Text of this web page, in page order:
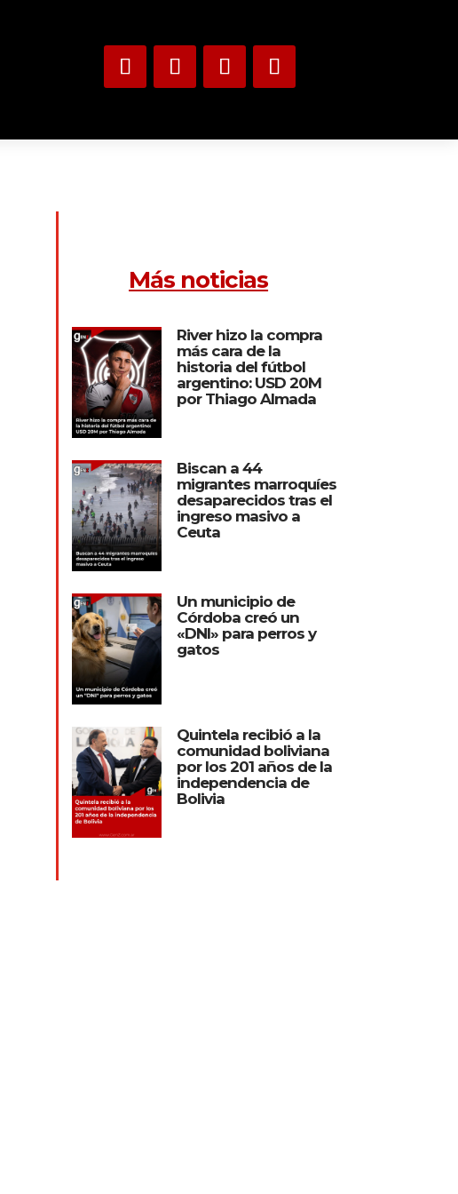
Más noticias
River hizo la compra
más cara de la
historia del fútbol
argentino: USD 20M
por Thiago Almada
Biscan a 44
migrantes marroquíes
desaparecidos tras el
ingreso masivo a
Ceuta
Un municipio de
Córdoba creó un
«DNI» para perros y
gatos
Quintela recibió a la
comunidad boliviana
por los 201 años de la
independencia de
Bolivia